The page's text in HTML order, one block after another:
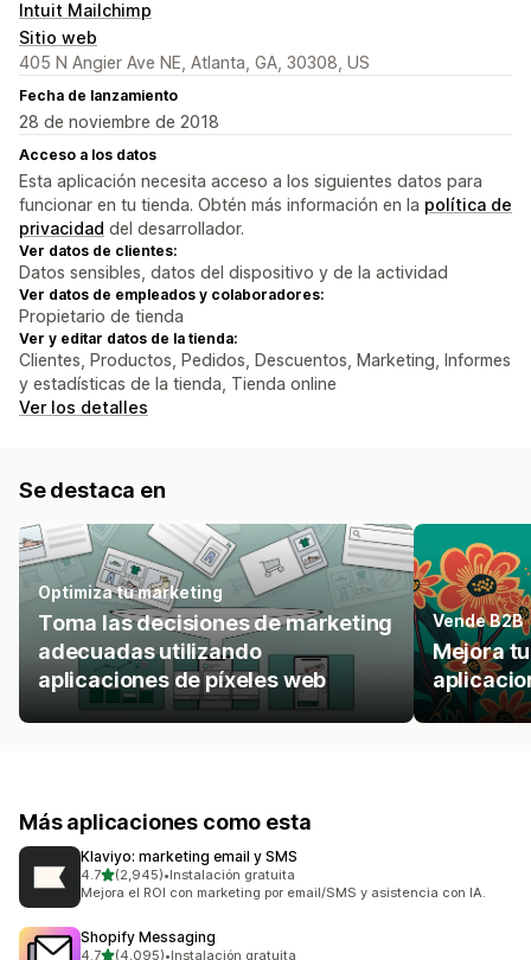
Intuit Mailchimp
Sitio web
405 N Angier Ave NE, Atlanta, GA, 30308, US
Fecha de lanzamiento
28 de noviembre de 2018
Acceso a los datos
Esta aplicación necesita acceso a los siguientes datos para
funcionar en tu tienda. Obtén más información en la política de
privacidad del desarrollador.
Ver datos de clientes:
Datos sensibles, datos del dispositivo y de la actividad
Ver datos de empleados y colaboradores:
Propietario de tienda
Ver y editar datos de la tienda:
Clientes, Productos, Pedidos, Descuentos, Marketing, Informes
y estadísticas de la tienda, Tienda online
Ver los detalles
Se destaca en
Optimiza tu marketing
Toma las decisiones de marketing
adecuadas utilizando
aplicaciones de píxeles web
Vende B2B
Mejora
Más aplicaciones como esta
Klaviyo: marketing email y SMS
4.7de 5 estrellas
(2,945)
2945 reseñas en total
•Instalación gratuita
Mejora el ROI con marketing por email/SMS y asistencia con IA.
Shopify Messaging
4.7de 5 estrellas
(4,095)•Instalación gratuita